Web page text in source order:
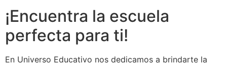
¡Encuentra la escuela
perfecta para ti!
En Universo Educativo nos dedicamos a brindarte la